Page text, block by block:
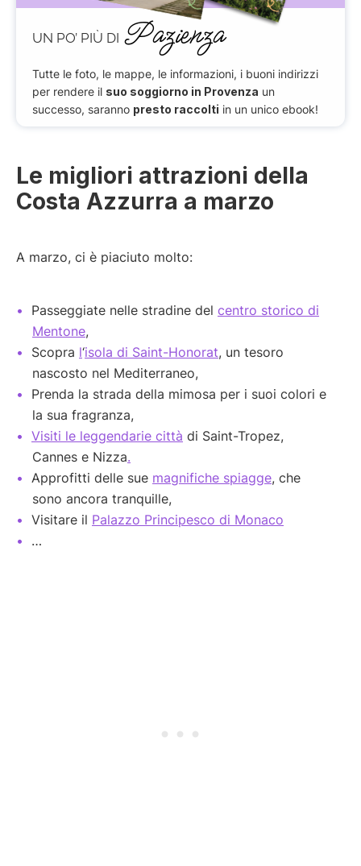
UN PO’ PIÙ DI Pazienza
Tutte le foto, le mappe, le informazioni, i buoni indirizzi
per rendere il suo soggiorno in Provenza un
successo, saranno presto raccolti in un unico ebook!
Le migliori attrazioni della
Costa Azzurra a marzo
A marzo, ci è piaciuto molto:
Passeggiate nelle stradine del centro storico di
Mentone,
Scopra l‘isola di Saint-Honorat, un tesoro
nascosto nel Mediterraneo,
Prenda la strada della mimosa per i suoi colori e
la sua fragranza,
Visiti le leggendarie città di Saint-Tropez,
Cannes e Nizza.
Approfitti delle sue magnifiche spiagge, che
sono ancora tranquille,
Visitare il Palazzo Principesco di Monaco
…